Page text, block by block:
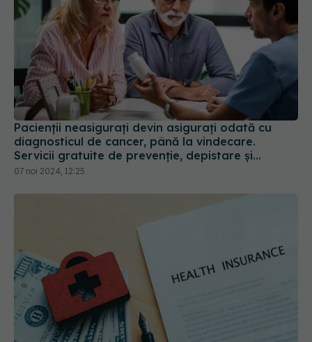
Pacienții neasigurați devin asigurați odată cu
diagnosticul de cancer, până la vindecare.
Servicii gratuite de prevenţie, depistare şi
confirmare a bolii
07 noi 2024, 12:25
EXCLUSIV Cât costă o asigurare de sănătate în